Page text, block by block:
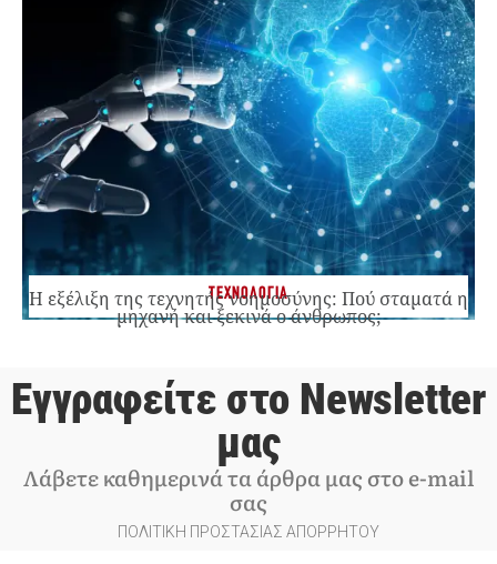
ΤΕΧΝΟΛΟΓΙΑ
Η εξέλιξη της τεχνητής νοημοσύνης: Πού σταματά η
μηχανή και ξεκινά ο άνθρωπος;
Εγγραφείτε στο Newsletter
μας
Λάβετε καθημερινά τα άρθρα μας στο e-mail
σας
ΠΟΛΙΤΙΚΗ ΠΡΟΣΤΑΣΙΑΣ ΑΠΟΡΡΗΤΟΥ